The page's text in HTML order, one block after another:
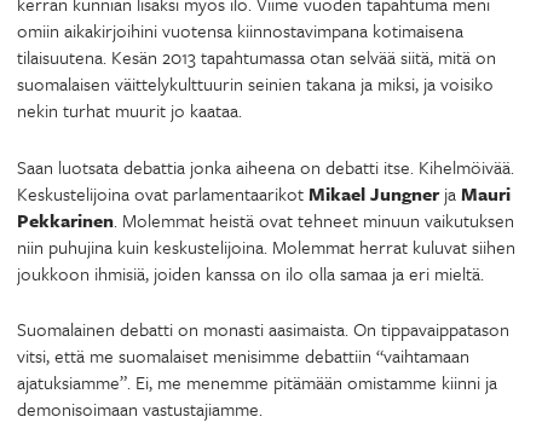
omiin aikakirjoihini vuotensa kiinnostavimpana kotimaisena
tilaisuutena. Kesän 2013 tapahtumassa otan selvää siitä, mitä on
suomalaisen väittelykulttuurin seinien takana ja miksi, ja voisiko
nekin turhat muurit jo kaataa.
Saan luotsata debattia jonka aiheena on debatti itse. Kihelmöivää.
Keskustelijoina ovat parlamentaarikotMikael JungnerjaMauri
Pekkarinen. Molemmat heistä ovat tehneet minuun vaikutuksen
niin puhujina kuin keskustelijoina. Molemmat herrat kuluvat siihen
joukkoon ihmisiä, joiden kanssa on ilo olla samaa ja eri mieltä.
Suomalainen debatti on monasti aasimaista. On tippavaippatason
vitsi, että me suomalaiset menisimme debattiin “vaihtamaan
ajatuksiamme”. Ei, me menemme pitämään omistamme kiinni ja
demonisoimaan vastustajiamme.